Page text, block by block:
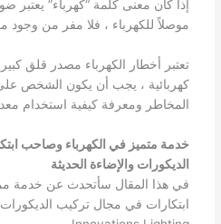
إذا كان معنى كلمة “كهرباء” يعتبر
موصلاً للكهرباء ، فلا مفر من وجود
تعتبر أخطار الكهرباء مصدر قلق
كهربائية ، يجب أن يكون الشخص
المخاطر ومعرفة كيفية استخدام
خدمة متميز في الكهرباء وصاحب
الديكورات والإضاءة الحديثة
في هذا المقال سأتحدث عن خدمة
ابتكارات في مجال تركيب الديكورات